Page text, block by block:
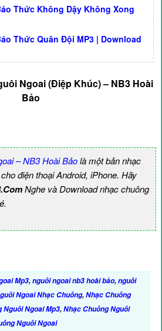
Thức Không Dậy Không Xong
Thức Quân Đội MP3 | Download
Ngoai (Điệp Khúc) – NB3 Hoài
Bảo
– NB3 Hoài Bảolà một bản nhạc
điện thoại Android, iPhone. Hãy
Nghe và Download nhạc chuông
Mp3,nguôi ngoai nb3 hoài bảo,nguôi
Ngoai Nhạc Chuông,Nhạc Chuông
Nguôi Ngoai Mp3,Nhạc Chuông Nguôi
Nguôi Ngoai